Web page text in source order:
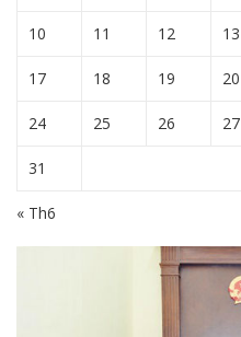
10 11 12 13
17 18 19 20
24 25 26 27
31
« Th6